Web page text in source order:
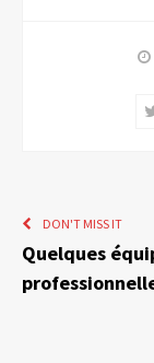
DON'T MISS IT
Quelques